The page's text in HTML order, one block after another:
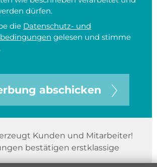
dürfen.
die Datenschutz- und
gelesen und stimme
abschicken
Kunden und Mitarbeiter!
bestätigen erstklassige